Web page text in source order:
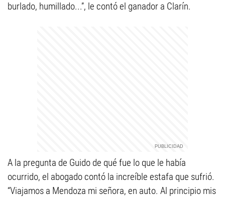
burlado, humillado...”, le contó el ganador a Clarín.
A la pregunta de Guido de qué fue lo que le había
ocurrido, el abogado contó la increíble estafa que sufrió.
“Viajamos a Mendoza mi señora, en auto. Al principio mis